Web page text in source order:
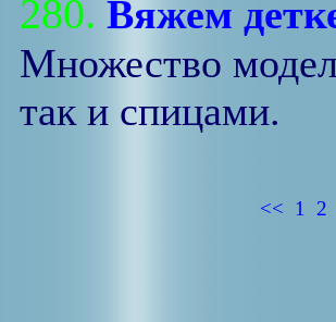
280. Вяжем
Множество
так и спицами.
<< 1 2